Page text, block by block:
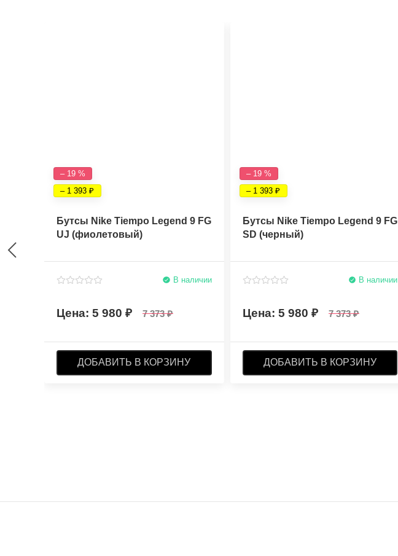
– 19 %
– 1 393
Бутсы Nike Tiempo Legend 9 FG
UJ (фиолетовый)
В наличии
5 980 7 373
ДОБАВИТЬ В КОРЗИНУ
– 19 %
– 1 393
Бутсы Nike Tiempo Legend 9 FG
SD (черный)
В наличии
5 980 7 373
ДОБАВИТЬ В КОРЗИНУ